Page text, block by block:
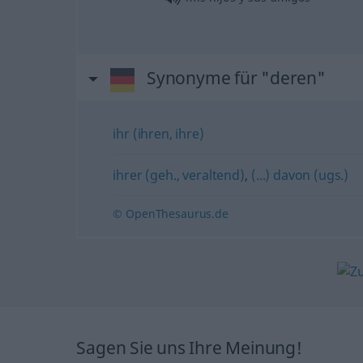
Synonyme für "deren"
ihr (ihren, ihre)
ihrer (geh., veraltend), (...) davon (ugs.)
© OpenThesaurus.de
Sagen Sie uns Ihre Meinung!